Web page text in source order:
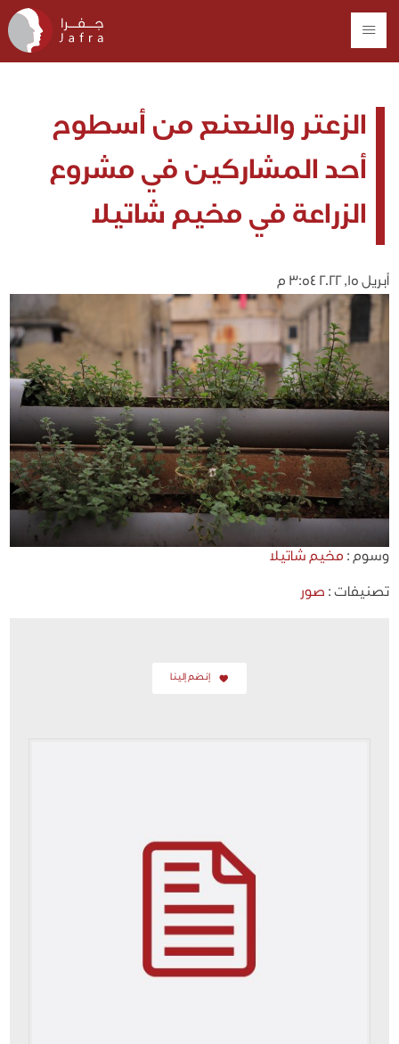
الزعتر والنعنع من أسطوح
أحد المشاركين في مشروع
الزراعة في مخيم شاتيلا
أبريل 15, 2022 3:54 م
وسوم : مخيم شاتيلا
تصنيفات : صور
إنضم إلينا